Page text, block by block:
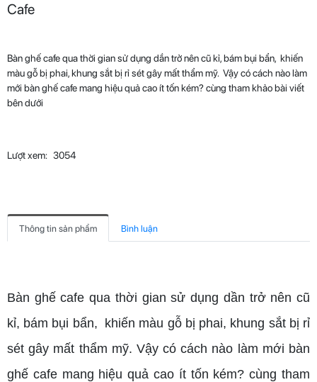
Cafe
Bàn ghế cafe qua thời gian sử dụng dần trở nên cũ kỉ, bám bụi bẩn, khiến
màu gỗ bị phai, khung sắt bị rỉ sét gây mất thẩm mỹ. Vậy có cách nào làm
mới bàn ghế cafe mang hiệu quả cao ít tốn kém? cùng tham khảo bài viết
bên dưới
Lượt xem: 3054
Thông tin sản phẩm Bình luận
Bàn ghế cafe qua thời gian sử dụng dần trở nên cũ
kỉ, bám bụi bẩn, khiến màu gỗ bị phai, khung sắt bị rỉ
sét gây mất thẩm mỹ. Vậy có cách nào làm mới bàn
ghế cafe mang hiệu quả cao ít tốn kém? cùng tham